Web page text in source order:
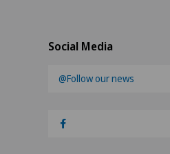
Social Media
@Follow our news